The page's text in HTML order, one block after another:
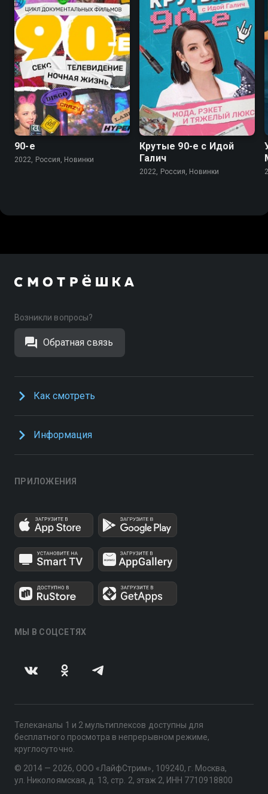
90-е
2022, Россия, Новинки
Крутые 90-е с Идой
Галич
2022, Россия, Новинки
Возникли вопросы?
Обратная связь
Как смотреть
Информация
ПРИЛОЖЕНИЯ
МЫ В СОЦСЕТЯХ
Телеканалы 1 и 2 мультиплексов доступны для
бесплатного просмотра в непрерывном режиме,
круглосуточно.
© 2014 — 2026, ООО «ЛайфСтрим», 109240, г. Москва,
ул. Николоямская, д. 13, стр. 2, этаж 2, ИНН 7710918800